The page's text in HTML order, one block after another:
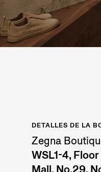
DETALLES DE LA
Zegna
WSL1-4,